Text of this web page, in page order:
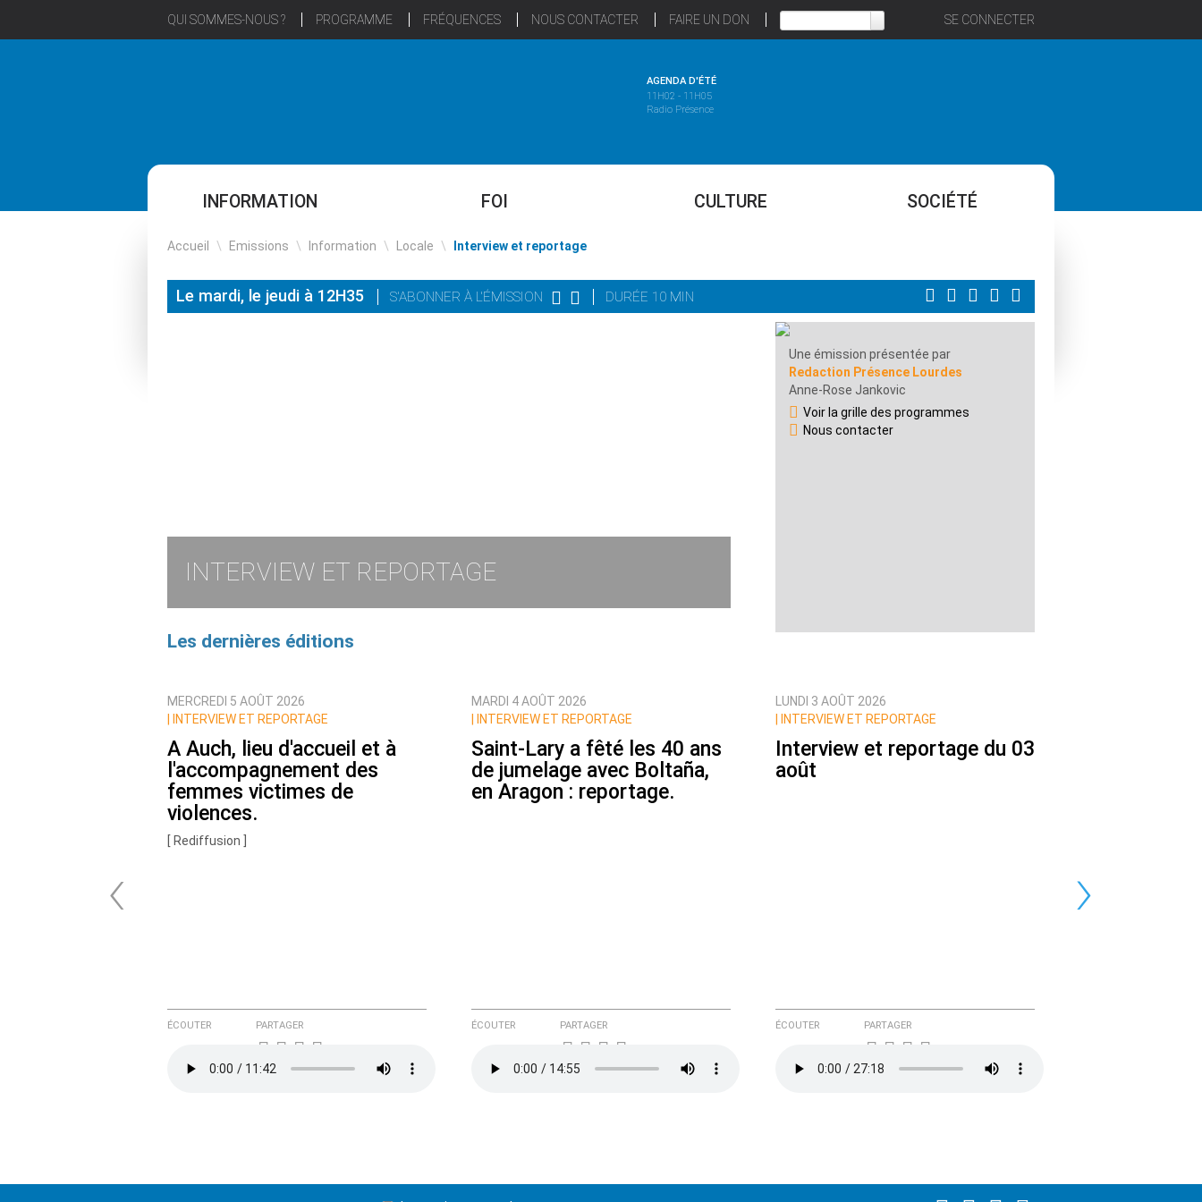
QUI SOMMES-NOUS ? PROGRAMME FRÉQUENCES NOUS CONTACTER FAIRE UN DON SE CONNECTER
AGENDA D'ÉTÉ
11H02 - 11H05
Radio Présence
INFORMATION FOI CULTURE SOCIÉTÉ
Accueil \ Emissions \ Information \ Locale \ Interview et reportage
Le mardi, le jeudi à 12H35 S'ABONNER À L'ÉMISSION DURÉE 10 MIN
INTERVIEW ET REPORTAGE
Une émission présentée par
Redaction Présence Lourdes
Anne-Rose Jankovic
Voir la grille des programmes
Nous contacter
Les dernières éditions
‹ ›
MERCREDI 5 AOÛT 2026
INTERVIEW ET REPORTAGE
A Auch, lieu d'accueil et à
l'accompagnement des
femmes victimes de
violences.
[ Rediffusion ]
ÉCOUTER PARTAGER
MARDI 4 AOÛT 2026
INTERVIEW ET REPORTAGE
Saint-Lary a fêté les 40 ans
de jumelage avec Boltaña,
en Aragon : reportage.
ÉCOUTER PARTAGER
LUNDI 3 AOÛT 2026
INTERVIEW ET REPORTAGE
Interview et reportage du 03
août
ÉCOUTER PARTAGER